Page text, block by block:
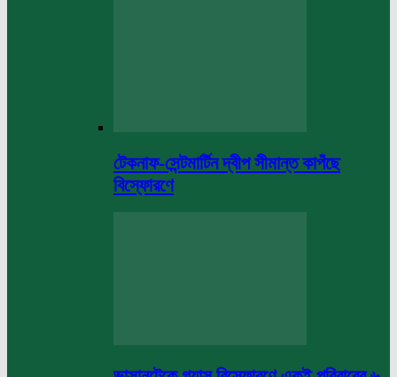
টেকনাফ-সেন্টমার্টিন দ্বীপ সীমান্ত কাপঁছে
বিস্ফোরণে